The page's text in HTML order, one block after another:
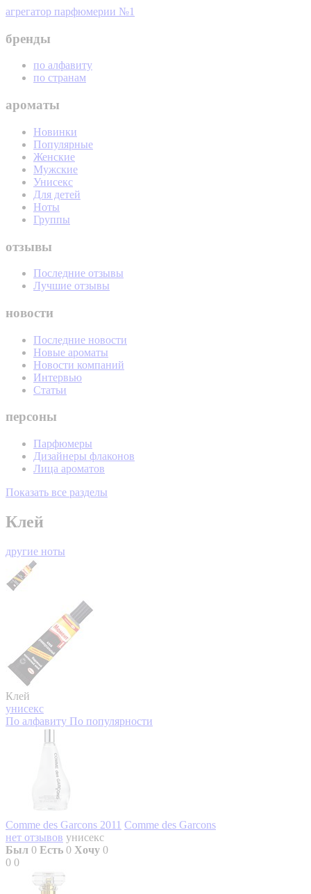
агрегатор парфюмерии №1
бренды
по алфавиту
по странам
ароматы
Новинки
Популярные
Женские
Мужские
Унисекс
Для детей
Ноты
Группы
отзывы
Последние отзывы
Лучшие отзывы
новости
Последние новости
Новые ароматы
Новости компаний
Интервью
Статьи
персоны
Парфюмеры
Дизайнеры флаконов
Лица ароматов
Показать все разделы
Клей
другие ноты
Клей
унисекс
По алфавиту По популярности
Comme des Garcons 2011 Comme des Garcons
нет отзывов унисекс
Был 0 Есть 0 Хочу 0
0 0